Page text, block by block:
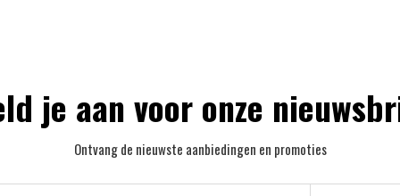
je aan voor onze
Ontvang de nieuwste aanbiedingen en promoties